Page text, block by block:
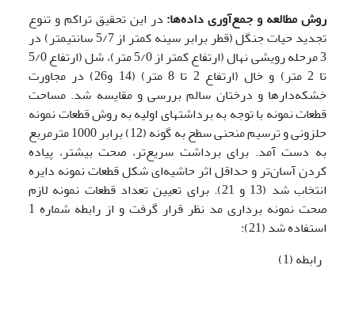
روش مطالعه و جمع‌آوری داده‌ها: در این تحقیق تراکم و تنوع
تجدید حیات جنگل (قطر برابر سینه کمتر از 5/7 سانتیمتر) در
3 مرحله رویشی نهال (ارتفاع کمتر از 5/0 متر)، شل (ارتفاع 5/0
تا 2 متر) و خال (ارتفاع 2 تا 8 متر) (14 و26) در مجاورت
خشکه‌دارها و درختان سالم بررسی و مقایسه شد. مساحت
قطعات نمونه با توجه به برداشتهای اولیه به روش قطعات نمونه
حلزونی و ترسیم منحنی سطح به گونه (12) برابر 1000 مترمربع
به دست آمد. برای برداشت سریع‌تر، صحت بیشتر، پیاده
کردن آسان‌تر و حداقل اثر حاشیه‌ای شکل قطعات نمونه دایره
انتخاب شد (13 و 21). برای تعیین تعداد قطعات نمونه لازم
صحت نمونه برداری مد نظر قرار گرفت و از رابطه شماره 1
استفاده شد (21):
رابطه (1)